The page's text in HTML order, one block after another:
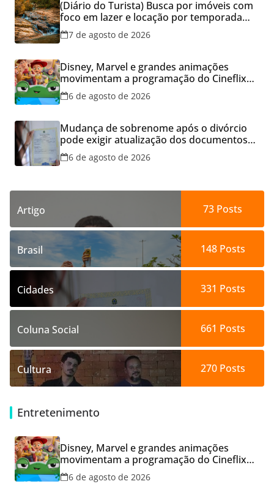
(Diário do Turista) Busca por imóveis com
foco em lazer e locação por temporada
cresce no Brasil
7 de agosto de 2026
Disney, Marvel e grandes animações
movimentam a programação do Cineflix
do Aparecida Shopping
6 de agosto de 2026
Mudança de sobrenome após o divórcio
pode exigir atualização dos documentos
dos filhos para evitar transtornos
6 de agosto de 2026
Artigo 73 Posts
Brasil 148Posts
Cidades 331 Posts
Coluna Social 661 Posts
Cultura 270Posts
Entretenimento
Disney, Marvel e grandes animações
movimentam a programação do Cineflix
do Aparecida Shopping
6 de agosto de 2026